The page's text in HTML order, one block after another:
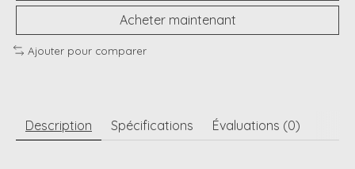
Acheter maintenant
Ajouter pour comparer
Description Spécifications Évaluations (0)